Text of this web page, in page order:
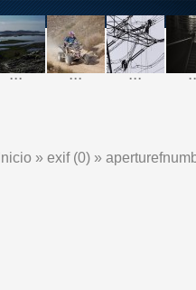
... ... ...
Inicio » exif (0) »